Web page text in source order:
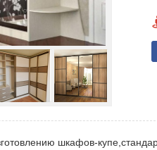
шкафов-